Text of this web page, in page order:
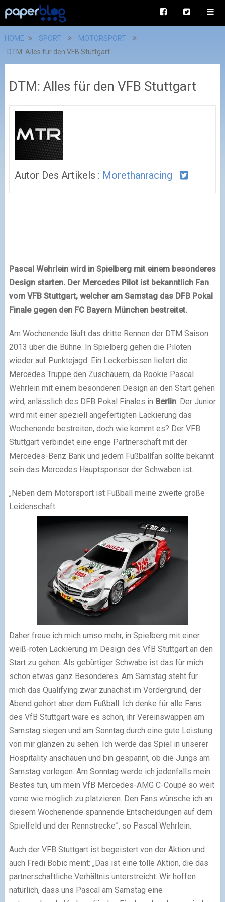
HOME SPORT
MOTORSPORT
DTM: Alles für den VFB Stuttgart
DTM: Alles für den VFB Stuttgart
Autor Des Artikels : Morethanracing
Pascal Wehrlein wird in Spielberg mit einem besonderes
Design starten. Der Mercedes Pilot ist bekanntlich Fan
vom VFB Stuttgart, welcher am Samstag das DFB Pokal
Finale gegen den FC Bayern München bestreitet.
Am Wochenende läuft das dritte Rennen der DTM Saison
2013 über die Bühne. In Spielberg gehen die Piloten
wieder auf Punktejagd. Ein Leckerbissen liefert die
Mercedes Truppe den Zuschauern, da Rookie Pascal
Wehrlein mit einem besonderen Design an den Start gehen
wird, anlässlich des DFB Pokal Finales in Berlin. Der Junior
wird mit einer speziell angefertigten Lackierung das
Wochenende bestreiten, doch wie kommt es? Der VFB
Stuttgart verbindet eine enge Partnerschaft mit der
Mercedes-Benz Bank und jedem Fußballfan sollte bekannt
sein das Mercedes Hauptsponsor der Schwaben ist.
„Neben dem Motorsport ist Fußball meine zweite große
Leidenschaft.
Daher freue ich mich umso mehr, in Spielberg mit einer
weiß-roten Lackierung im Design des VfB Stuttgart an den
Start zu gehen. Als gebürtiger Schwabe ist das für mich
schon etwas ganz Besonderes. Am Samstag steht für
mich das Qualifying zwar zunächst im Vordergrund, der
Abend gehört aber dem Fußball. Ich denke für alle Fans
des VfB Stuttgart wäre es schön, ihr Vereinswappen am
Samstag siegen und am Sonntag durch eine gute Leistung
von mir glänzen zu sehen. Ich werde das Spiel in unserer
Hospitality anschauen und bin gespannt, ob die Jungs am
Samstag vorlegen. Am Sonntag werde ich jedenfalls mein
Bestes tun, um mein VfB Mercedes-AMG C-Coupé so weit
vorne wie möglich zu platzieren. Den Fans wünsche ich an
diesem Wochenende spannende Entscheidungen auf dem
Spielfeld und der Rennstrecke”, so Pascal Wehrlein.
Auch der VFB Stuttgart ist begeistert von der Aktion und
auch Fredi Bobic meint: „Das ist eine tolle Aktion, die das
partnerschaftliche Verhältnis unterstreicht. Wir hoffen
natürlich, dass uns Pascal am Samstag eine